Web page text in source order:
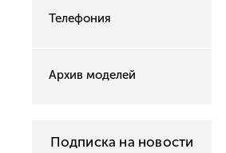
Телефония
Архив моделей
Подписка на новости